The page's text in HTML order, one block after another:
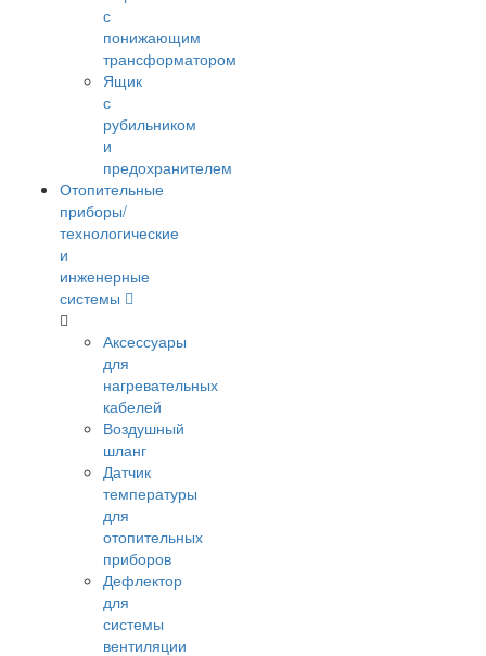
с
понижающим
трансформатором
Ящик
с
рубильником
и
предохранителем
Отопительные
приборы/
технологические
и
инженерные
системы
Аксессуары
для
нагревательных
кабелей
Воздушный
шланг
Датчик
температуры
для
отопительных
приборов
Дефлектор
для
системы
вентиляции